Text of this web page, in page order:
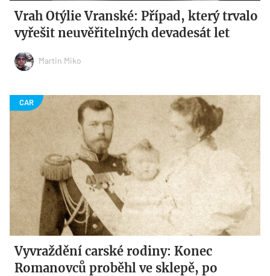
Vrah Otýlie Vranské: Případ, který trvalo
vyřešit neuvěřitelných devadesát let
Martin Miko
Vyvraždění carské rodiny: Konec
Romanovců proběhl ve sklepě, po